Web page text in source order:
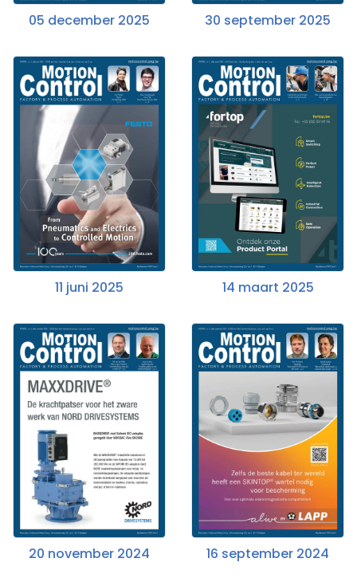
05 december 2025 30 september 2025
11 juni 2025 14 maart 2025
20 november 2024 16 september 2024